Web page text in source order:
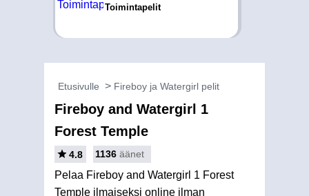
Toimintapelit
Etusivulle Fireboy ja Watergirl pelit
Fireboy and Watergirl 1
Forest Temple
4.8 1136 äänet
Pelaa Fireboy and Watergirl 1 Forest
Temple ilmaiseksi online ilman